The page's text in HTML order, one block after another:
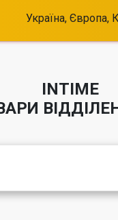
Україна, Європа,
INTIME